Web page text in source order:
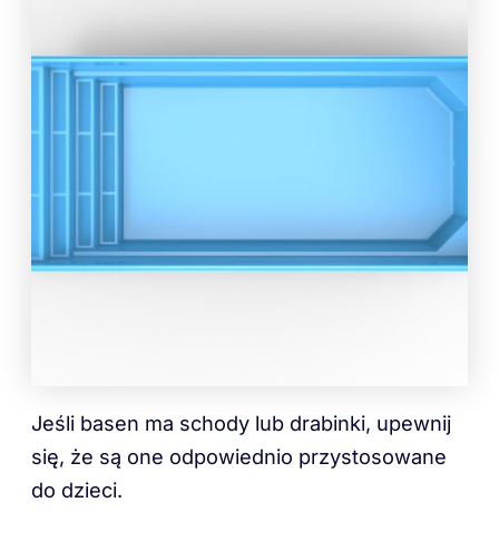
Jeśli basen ma schody lub drabinki, upewnij
się, że są one odpowiednio przystosowane
do dzieci.